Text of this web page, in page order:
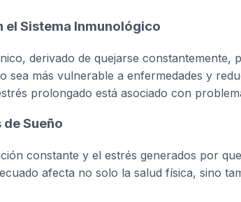
el Sistema Inmunológico
derivado de quejarse constantemente,
sea más vulnerable a enfermedades y
prolongado está asociado con
Sueño
constante y el estrés generados por
afecta no solo la salud física, sino